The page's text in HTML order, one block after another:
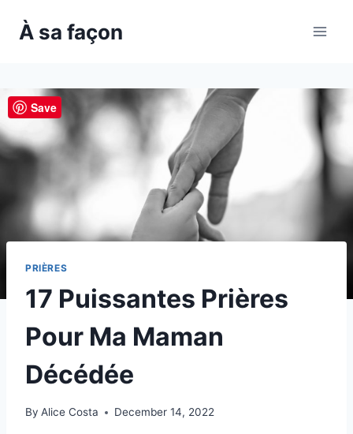
À sa façon
PRIÈRES
17 Puissantes Prières
Pour Ma Maman
Décédée
By Alice Costa December 14, 2022
Save